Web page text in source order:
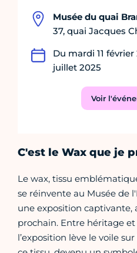
Musée du quai
37, quai Jacques
Du mardi 11
juillet 2025
Voir
C'est le Wax que je
Le wax, tissu
se réinvente au Musée de
une exposition captivante,
prochain. Entre héritage
l’exposition lève le voile